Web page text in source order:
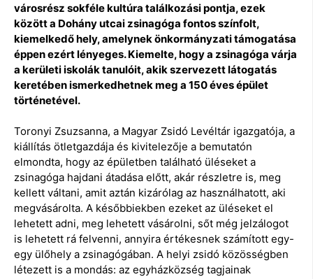
városrész sokféle kultúra találkozási pontja, ezek
között a Dohány utcai zsinagóga fontos színfolt,
kiemelkedő hely, amelynek önkormányzati támogatása
éppen ezért lényeges. Kiemelte, hogy a zsinagóga várja
a kerületi iskolák tanulóit, akik szervezett látogatás
keretében ismerkedhetnek meg a 150 éves épület
történetével.
Toronyi Zsuzsanna, a Magyar Zsidó Levéltár igazgatója, a
kiállítás ötletgazdája és kivitelezője a bemutatón
elmondta, hogy az épületben található üléseket a
zsinagóga hajdani átadása előtt, akár részletre is, meg
kellett váltani, amit aztán kizárólag az használhatott, aki
megvásárolta. A későbbiekben ezeket az üléseket el
lehetett adni, meg lehetett vásárolni, sőt még jelzálogot
is lehetett rá felvenni, annyira értékesnek számított egy-
egy ülőhely a zsinagógában. A helyi zsidó közösségben
létezett is a mondás: az egyházközség tagjainak